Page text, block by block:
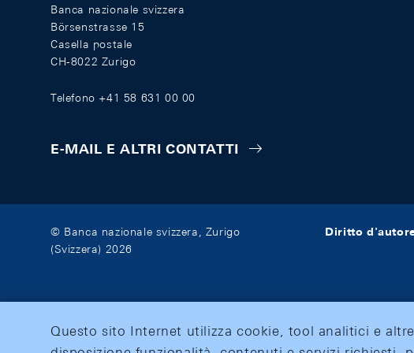
Banca nazionale svizzera
Börsenstrasse 15
Casella postale
CH-8022 Zurigo
Telefono +41 58 631 00 00
E-MAIL E ALTRI CONTATTI
© Banca nazionale svizzera, Zurigo
(Svizzera) 2026
Diritto
Questo sito Internet utilizza cookie, tool analitici e